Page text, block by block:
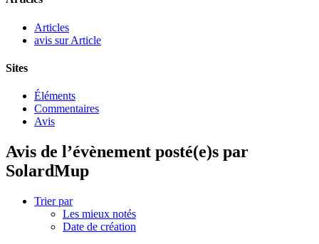
Articles
avis sur Article
Sites
Éléments
Commentaires
Avis
Avis de l’évènement posté(e)s par
SolardMup
Trier par
Les mieux notés
Date de création